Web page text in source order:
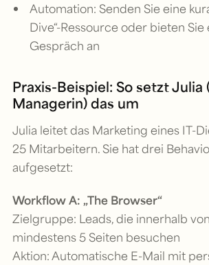
Automation: Senden Sie eine
Dive“-Ressource oder bieten
Gespräch an
Praxis-Beispiel: So setzt
Managerin) das um
Julia leitet das Marketing eines IT-
25 Mitarbeitern. Sie hat drei
aufgesetzt:
Workflow A: „The Browser“
Zielgruppe: Leads, die innerhalb von
mindestens 5 Seiten besuchen
Aktion: Automatische E-Mail mit